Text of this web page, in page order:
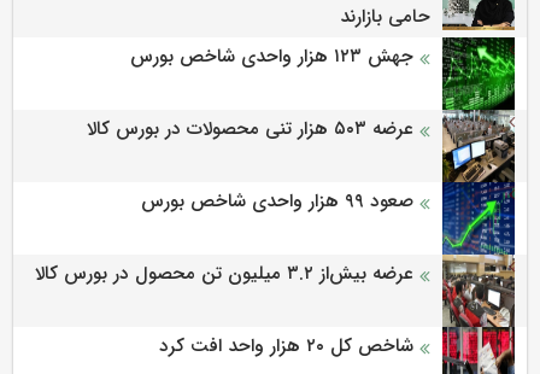
حامی بازارند
جهش ۱۲۳ هزار واحدی شاخص بورس
عرضه ۵۰۳ هزار تنی محصولات در بورس کالا
صعود ۹۹ هزار واحدی شاخص بورس
عرضه بیش‌از ۳.۲ میلیون تن محصول در بورس کالا
شاخص کل ۲۰ هزار واحد افت کرد